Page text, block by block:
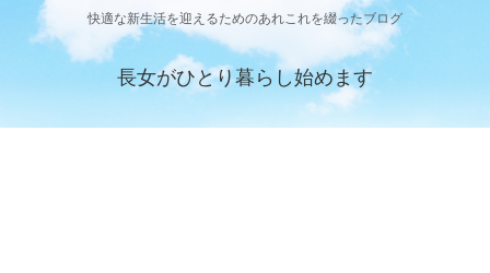
快適な新生活を迎えるためのあれこれを綴ったブログ
長女がひとり暮らし始めます